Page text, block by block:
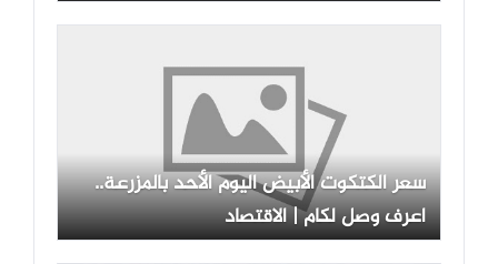
سعر الكتكوت الأبيض اليوم الأحد بالمزرعة..
اعرف وصل لكام | الاقتصاد